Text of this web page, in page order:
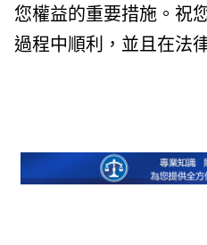
您權益的重要措施。祝
過程中順利，並且在法